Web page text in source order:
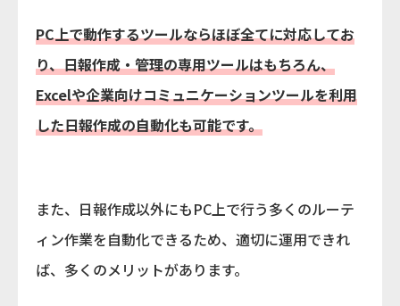
PC上で動作するツールならほぼ全てに対応してお
り、日報作成・管理の専用ツールはもちろん、
Excelや企業向けコミュニケーションツールを利用
した日報作成の自動化も可能です。
また、日報作成以外にもPC上で行う多くのルーテ
ィン作業を自動化できるため、適切に運用できれ
ば、多くのメリットがあります。